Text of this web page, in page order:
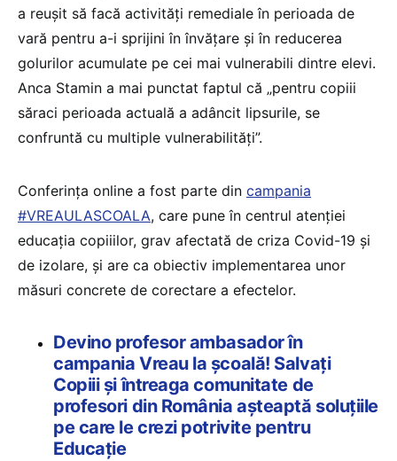
a reușit să facă activități remediale în perioada de
vară pentru a-i sprijini în învățare și în reducerea
golurilor acumulate pe cei mai vulnerabili dintre elevi.
Anca Stamin a mai punctat faptul că „pentru copiii
săraci perioada actuală a adâncit lipsurile, se
confruntă cu multiple vulnerabilități”.
Conferința online a fost parte din campania
#VREAULASCOALA, care pune în centrul atenției
educaţia copiiilor, grav afectată de criza Covid-19 şi
de izolare, şi are ca obiectiv implementarea unor
măsuri concrete de corectare a efectelor.
Devino profesor ambasador în
campania Vreau la școală! Salvați
Copiii și întreaga comunitate de
profesori din România așteaptă soluțiile
pe care le crezi potrivite pentru
Educație